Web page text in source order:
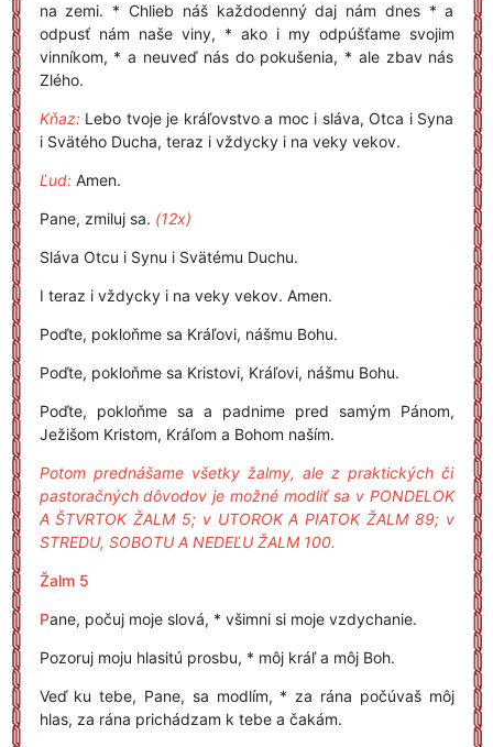
na zemi. * Chlieb náš každodenný daj nám dnes * a
odpusť nám naše viny, * ako i my odpúšťame svojim
vinníkom, * a neuveď nás do pokušenia, * ale zbav nás
Zlého.
Kňaz:Lebo tvoje je kráľovstvo a moc i sláva, Otca i Syna
i Svätého Ducha, teraz i vždycky i na veky vekov.
Ľud:Amen.
Pane, zmiluj sa. (12x)
Sláva Otcu i Synu i Svätému Duchu.
I teraz i vždycky i na veky vekov. Amen.
Poďte, pokloňme sa Kráľovi, nášmu Bohu.
Poďte, pokloňme sa Kristovi, Kráľovi, nášmu Bohu.
Poďte, pokloňme sa a padnime pred samým Pánom,
Ježišom Kristom, Kráľom a Bohom naším.
Potom prednášame všetky žalmy, ale z praktických či
pastoračných dôvodov je možné modliť sa v PONDELOK
A ŠTVRTOK ŽALM 5; v UTOROK A PIATOK ŽALM 89; v
STREDU, SOBOTU A NEDEĽU ŽALM 100.
Žalm 5
Pane, počuj moje slová, * všimni si moje vzdychanie.
Pozoruj moju hlasitú prosbu, * môj kráľ a môj Boh.
Veď ku tebe, Pane, sa modlím, * za rána počúvaš môj
hlas, za rána prichádzam k tebe a čakám.